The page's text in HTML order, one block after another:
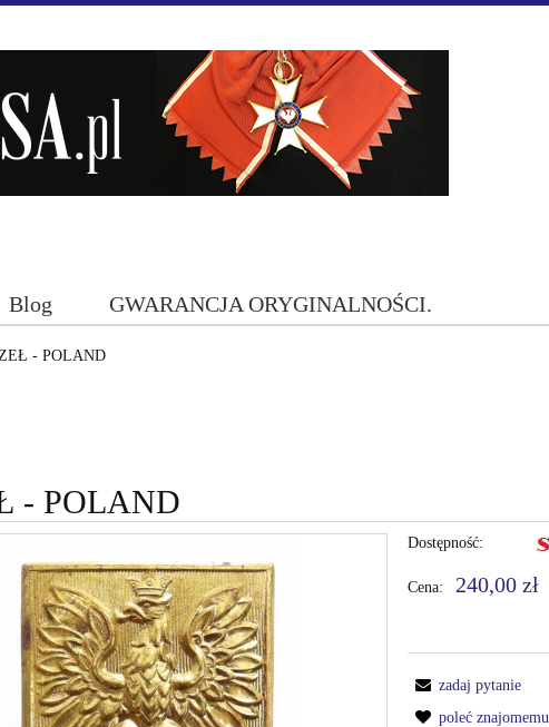
Blog GWARANCJA ORYGINALNOŚCI.
- POLAND
- POLAND
Dostępność:
Cena: 240,00 zł
zadaj pytanie
poleć znajomemu